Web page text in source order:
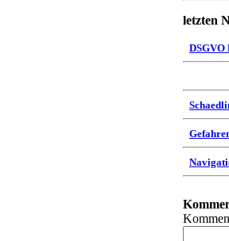
letzten
DSGVO